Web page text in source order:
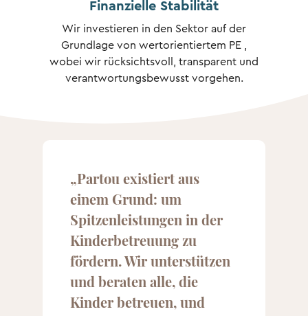
Finanzielle Stabilität
Wir investieren in den Sektor auf der
Grundlage von wertorientiertem PE ,
wobei wir rücksichtsvoll, transparent und
verantwortungsbewusst vorgehen.
„Partou existiert aus
einem Grund: um
Spitzenleistungen in der
Kinderbetreuung zu
fördern. Wir unterstützen
und beraten alle, die
Kinder betreuen, und